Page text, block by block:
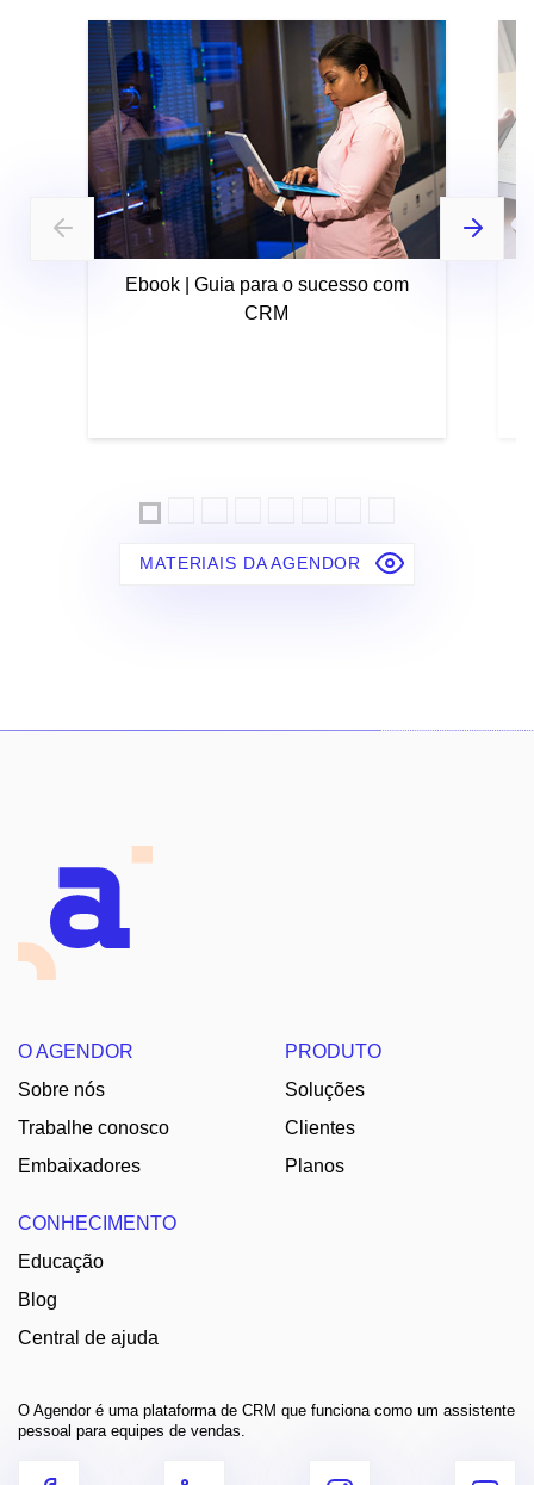
Ebook | Guia para o sucesso com
CRM
MATERIAIS DA AGENDOR
O AGENDOR
Sobre nós
Trabalhe conosco
Embaixadores
PRODUTO
Soluções
Clientes
Planos
CONHECIMENTO
Educação
Blog
Central de ajuda
O Agendor é uma plataforma de CRM que funciona como um assistente
pessoal para equipes de vendas.